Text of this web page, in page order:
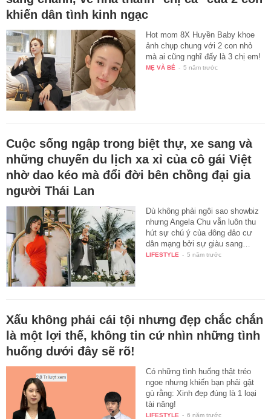
khiến dân tình kinh ngạc
Hot mom 8X Huyền Baby khoe
ảnh chụp chung với 2 con nhỏ
mà ai cũng nghĩ đấy là 3 chị em!
MẸ VÀ BÉ - 5 năm trước
Cuộc sống ngập trong biệt thự, xe sang và
những chuyến du lịch xa xỉ của cô gái Việt
nhờ dao kéo mà đổi đời bên chồng đại gia
người Thái Lan
Dù không phải ngôi sao showbiz
nhưng Angela Chu vẫn luôn thu
hút sự chú ý của đông đảo cư
dân mạng bởi sự giàu sang…
LIFESTYLE - 5 năm trước
Xấu không phải cái tội nhưng đẹp chắc chắn
là một lợi thế, không tin cứ nhìn những tình
huống dưới đây sẽ rõ!
Có những tình huống thật tréo
ngoe nhưng khiến bạn phải gật
gù rằng: Xinh đẹp đúng là 1 loại
tài năng!
LIFESTYLE - 6 năm trước